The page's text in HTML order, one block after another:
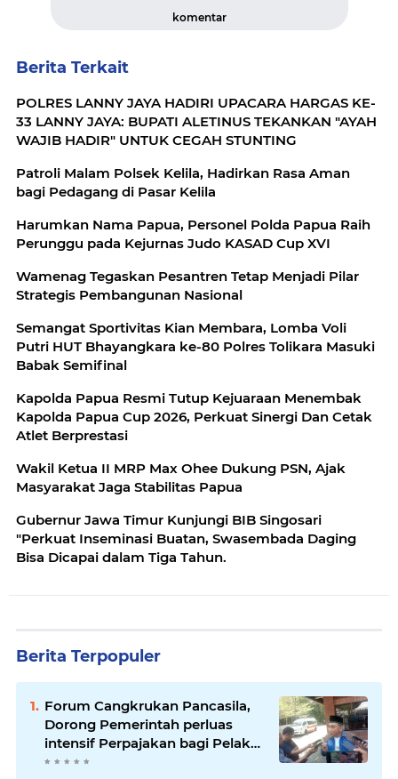
komentar
Berita Terkait
POLRES LANNY JAYA HADIRI UPACARA HARGAS KE-
33 LANNY JAYA: BUPATI ALETINUS TEKANKAN "AYAH
WAJIB HADIR" UNTUK CEGAH STUNTING
Patroli Malam Polsek Kelila, Hadirkan Rasa Aman
bagi Pedagang di Pasar Kelila
Harumkan Nama Papua, Personel Polda Papua Raih
Perunggu pada Kejurnas Judo KASAD Cup XVI
Wamenag Tegaskan Pesantren Tetap Menjadi Pilar
Strategis Pembangunan Nasional
Semangat Sportivitas Kian Membara, Lomba Voli
Putri HUT Bhayangkara ke-80 Polres Tolikara Masuki
Babak Semifinal
Kapolda Papua Resmi Tutup Kejuaraan Menembak
Kapolda Papua Cup 2026, Perkuat Sinergi Dan Cetak
Atlet Berprestasi
Wakil Ketua II MRP Max Ohee Dukung PSN, Ajak
Masyarakat Jaga Stabilitas Papua
Gubernur Jawa Timur Kunjungi BIB Singosari
"Perkuat Inseminasi Buatan, Swasembada Daging
Bisa Dicapai dalam Tiga Tahun.
Berita Terpopuler
Forum Cangkrukan Pancasila,
Dorong Pemerintah perluas
intensif Perpajakan bagi Pelaku
Usaha UMKM.